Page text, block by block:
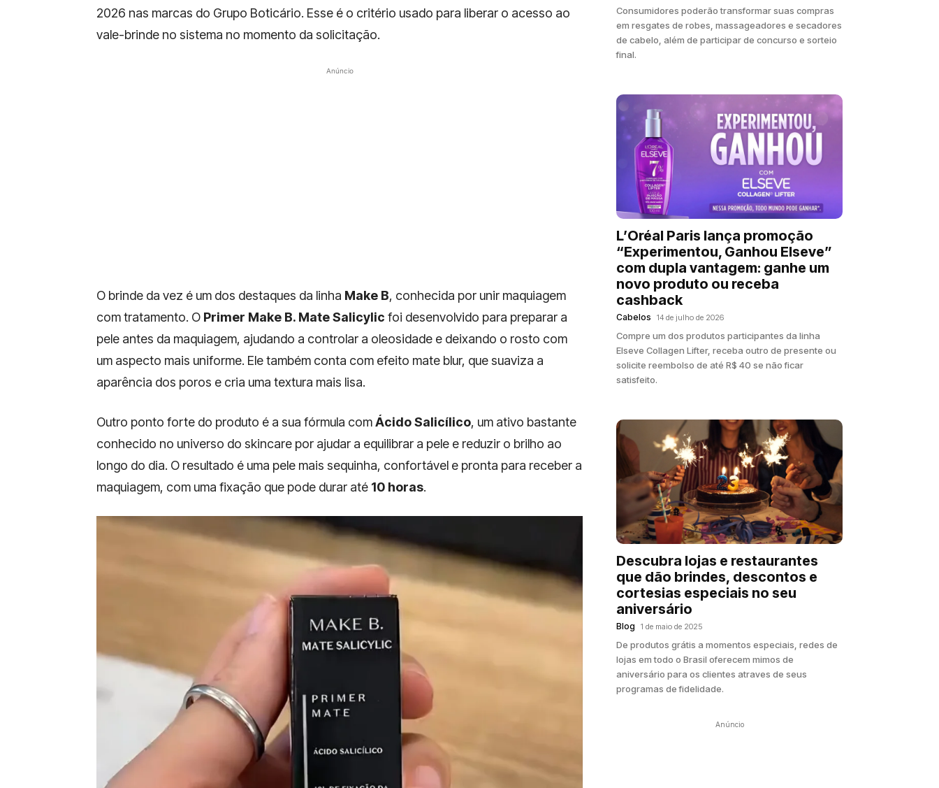
2026 nas marcas do Grupo Boticário. Esse é o critério usado para liberar o acesso ao
vale-brinde no sistema no momento da solicitação.
Anúncio
O brinde da vez é um dos destaques da linha Make B, conhecida por unir maquiagem
com tratamento. O Primer Make B. Mate Salicylic foi desenvolvido para preparar a
pele antes da maquiagem, ajudando a controlar a oleosidade e deixando o rosto com
um aspecto mais uniforme. Ele também conta com efeito mate blur, que suaviza a
aparência dos poros e cria uma textura mais lisa.
Outro ponto forte do produto é a sua fórmula comÁcido Salicílico, um ativo bastante
conhecido no universo do skincare por ajudar a equilibrar a pele e reduzir o brilho ao
longo do dia. O resultado é uma pele mais sequinha, confortável e pronta para receber a
maquiagem, com uma fixação que pode durar até 10 horas.
Consumidores poderão transformar suas compras
em resgates de robes, massageadores e secadores
de cabelo, além de participar de concurso e sorteio
final.
L’Oréal Paris lança promoção
“Experimentou, Ganhou Elseve”
com dupla vantagem: ganhe um
novo produto ou receba
cashback
Cabelos 14 de julho de 2026
Compre um dos produtos participantes da linha
Elseve Collagen Lifter, receba outro de presente ou
solicite reembolso de até R$ 40 se não ficar
satisfeito.
Descubra lojas e restaurantes
que dão brindes, descontos e
cortesias especiais no seu
aniversário
Blog 1 de maio de 2025
De produtos grátis a momentos especiais, redes de
lojas em todo o Brasil oferecem mimos de
aniversário para os clientes atraves de seus
programas de fidelidade.
Anúncio